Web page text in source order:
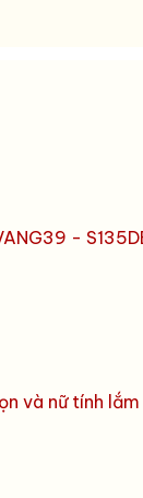
-
và nữ tính lắm